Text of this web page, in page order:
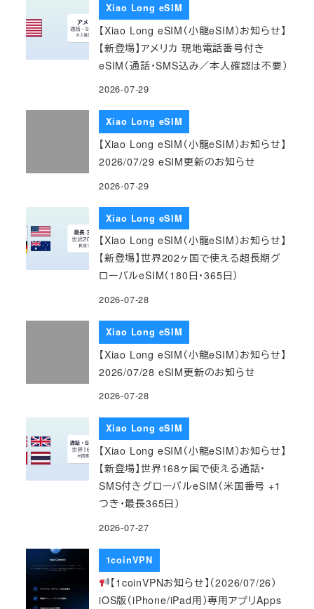
Xiao Long eSIM
【Xiao Long eSIM（小龍eSIM）お知らせ】
【新登場】アメリカ 現地電話番号付き
eSIM（通話・SMS込み／本人確認は不要）
2026-07-29
Xiao Long eSIM
【Xiao Long eSIM（小龍eSIM）お知らせ】
2026/07/29 eSIM更新のお知らせ
2026-07-29
Xiao Long eSIM
【Xiao Long eSIM（小龍eSIM）お知らせ】
【新登場】世界202ヶ国で使える超長期グ
ローバルeSIM（180日・365日）
2026-07-28
Xiao Long eSIM
【Xiao Long eSIM（小龍eSIM）お知らせ】
2026/07/28 eSIM更新のお知らせ
2026-07-28
Xiao Long eSIM
【Xiao Long eSIM（小龍eSIM）お知らせ】
【新登場】世界168ヶ国で使える通話・
SMS付きグローバルeSIM（米国番号 +1
つき・最長365日）
2026-07-27
1coinVPN
【1coinVPNお知らせ】（2026/07/26）
iOS版（iPhone/iPad用）専用アプリApps